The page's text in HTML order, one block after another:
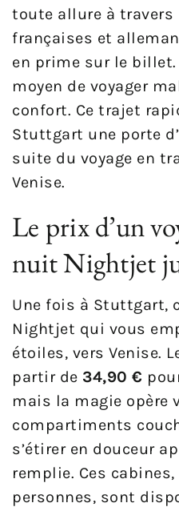
toute allure à travers
françaises et
en prime sur le billet.
moyen de voyager
confort. Ce trajet
Stuttgart une porte
suite du voyage en
Venise.
Le prix d’un
nuit Nightjet
Une fois à Stuttgart,
Nightjet qui vous
étoiles, vers Venise.
partir de 34,90 €
mais la magie opère
compartiments
s’étirer en douceur
remplie. Ces
personnes, sont